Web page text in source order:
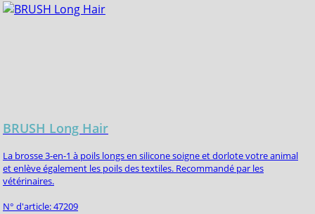
BRUSH Long Hair
La brosse 3-en-1 à poils longs en silicone soigne et dorlote votre animal
et enlève également les poils des textiles. Recommandé par les
vétérinaires.
N° d'article: 47209